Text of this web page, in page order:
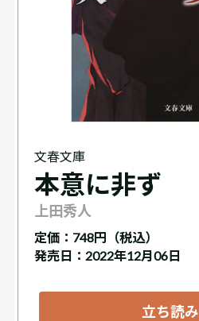
文春文庫
本意に非ず
上田秀人
定価： 748円（税込）
発売日：2022年12月06日
立ち読み